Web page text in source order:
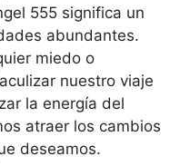
555 significa un
abundantes.
miedo o
nuestro viaje
la energía del
atraer los cambios
deseamos.